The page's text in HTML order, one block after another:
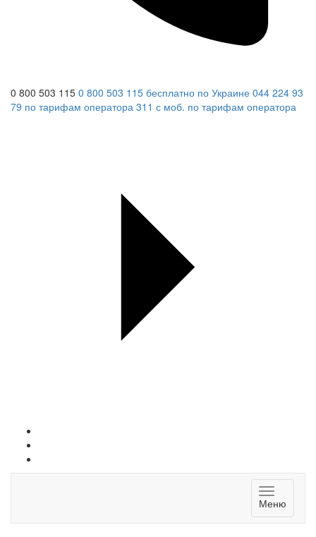
0 800 503 115 0 800 503 115 бесплатно по Украине 044 224 93
79 по тарифам оператора 311 с моб. по тарифам оператора
Toggle
Меню